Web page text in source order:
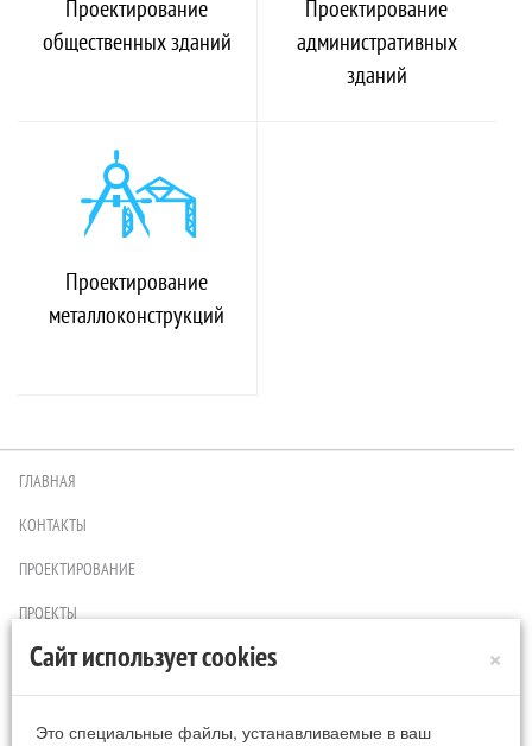
Проектирование
общественных зданий
Проектирование
административных
зданий
Проектирование
металлоконструкций
ГЛАВНАЯ
КОНТАКТЫ
ПРОЕКТИРОВАНИЕ
ПРОЕКТЫ
ЦЕНЫ
ИЗГОТОВЛЕНИЕ МЕТАЛЛОКОНСТРУКЦИЙ
Сайт использует cookies ×
Это специальные файлы, устанавливаемые в ваш